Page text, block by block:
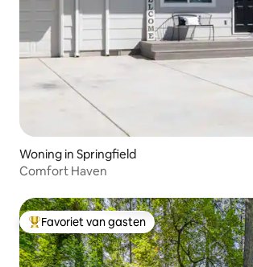
Woning in Springfield
Comfort Haven
Topfavoriet van gasten
Favoriet van gasten